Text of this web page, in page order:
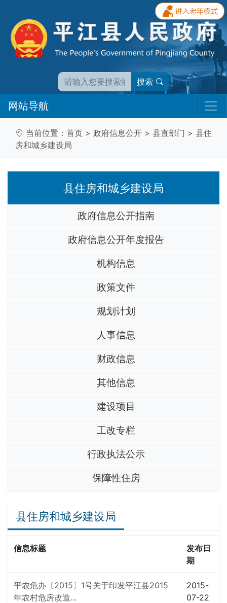
搜索
网站导航
当前位置： 首页 > 政府信息公开 > 县直部门 > 县住
房和城乡建设局
县住房和城乡建设局
政府信息公开指南
政府信息公开年度报告
机构信息
政策文件
规划计划
人事信息
财政信息
其他信息
建设项目
工改专栏
行政执法公示
保障性住房
县住房和城乡建设局
信息标题
发布日
期
平农危办〔2015〕1号关于印发平江县2015
年农村危房改造...
2015-
07-22